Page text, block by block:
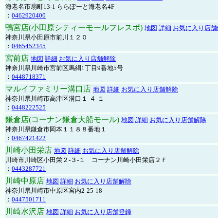
海老名市扇町13-1 ららぽーと海老名4F
： 0462920400
鴨宮店(小田原シティーモールフレスポ) 地図 詳細 お気に入り店
神奈川県小田原市前川１２０
： 0465452345
宮前店 地図 詳細 お気に入り店舗解除
神奈川県川崎市宮前区馬絹1丁目9番地5号
： 0448718371
マルイファミリー溝口店 地図 詳細 お気に入り店舗解除
神奈川県川崎市高津区溝口１-４-１
： 0448222525
鎌倉店(コーナン鎌倉大船モール) 地図 詳細 お気に入り店舗解除
神奈川県鎌倉市岡本１１８８番地１
： 0467421422
川崎小田栄店 地図 詳細 お気に入り店舗解除
川崎市川崎区小田栄２‐３‐１ コーナン川崎小田栄店２Ｆ
： 0443287721
川崎中原店 地図 詳細 お気に入り店舗解除
神奈川県川崎市中原区宮内2-25-18
： 0447501711
川崎水沢店 地図 詳細 お気に入り店舗登録